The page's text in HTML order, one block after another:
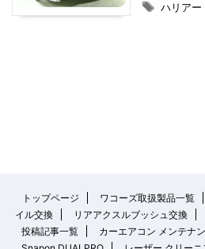
ハリアー
トップページ ワコーズ取扱製品一覧
イル交換
リアアクスルブッシュ交換
投稿記事一覧
カーエアコン メンテナ